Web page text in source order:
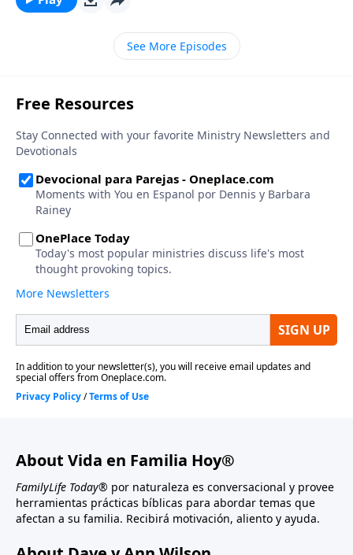
sobre su último esfuerzo desesperado para salvar a
su familia, pateando la ventana de su furgoneta,
mientras esta se sumergía en las aguas turbias, solo
gracia soberana de Dios.
See More Episodes
About Vida en Familia Hoy®
FamilyLife Today® por naturaleza es conversacional y provee
herramientas prácticas bíblicas para abordar temas que
afectan a su familia. Recibirá motivación, aliento y ayuda.